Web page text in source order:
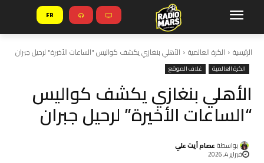
FR
الرئيسية الكرة العالمية الأهلي بنغازي يكشف كواليس "الساعات الأخيرة" لرحيل جبران
الكرة العالمية غلاف الموقع
الأهلي بنغازي يكشف كواليس
“الساعات الأخيرة” لرحيل جبران
بواسطة عصام أيت علي
فبراير 4, 2026